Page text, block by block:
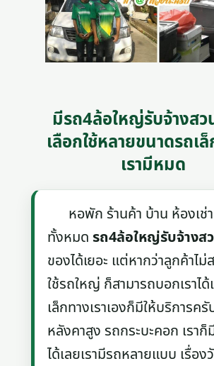
มีรถ4ล้อใหญ่รับจ้างสว
เลือกใช้หลายขนาดรถเ
เรามีหมด
หอพัก ร้านค้า บ้าน ห้องเช่า
ทั้งหมดรถ4ล้อใหญ่รับจ้างส
ของได้เยอะ แต่หากว่าลูกค้าไม่
ใช้รถใหญ่ ก็สามารถบอกเราได้
เล็กทางเราเองก็มีให้บริการค
หลังคาสูง รถกระบะคอก เรา
ได้เลยเรามีรถหลายแบบ เรื่อ